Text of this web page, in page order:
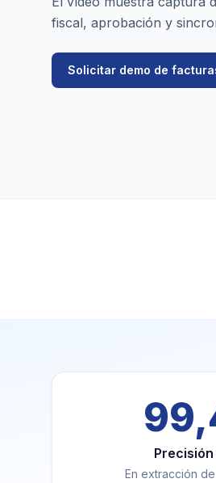
fiscal, aprobación y
Solicitar demo de
Precisión
En extracción